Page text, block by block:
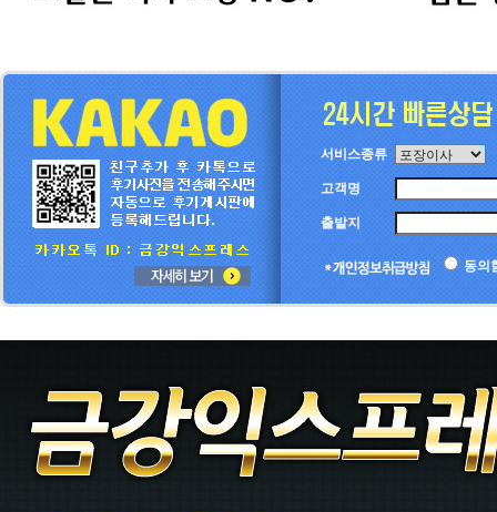
서비스종류
고객명
출발지
동의